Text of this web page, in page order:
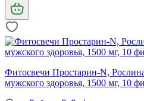
Фитосвечи Простарин-N,
мужского здоровья, 1500 мг, 10